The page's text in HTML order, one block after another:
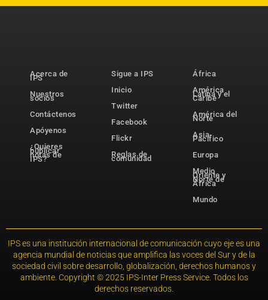
Acerca de
IPS
Nuestros
socios
Contáctenos
Apóyenos
¿Quieres
publicar
notas de
IPS?
Sigue a IPS
Inicio
Twitter
Facebook
Flickr
Reglas de
comunidad
África
América
Latina y el
Caribe
América del
Norte
Asia-
Pacífico
Europa
Medio
Oriente y
Norte de
África
Mundo
IPS es una institución internacional de comunicación cuyo eje es una
agencia mundial de noticias que amplifica las voces del Sur y de la
sociedad civil sobre desarrollo, globalización, derechos humanos y
ambiente. Copyright © 2025 IPS-Inter Press Service. Todos los
derechos reservados.